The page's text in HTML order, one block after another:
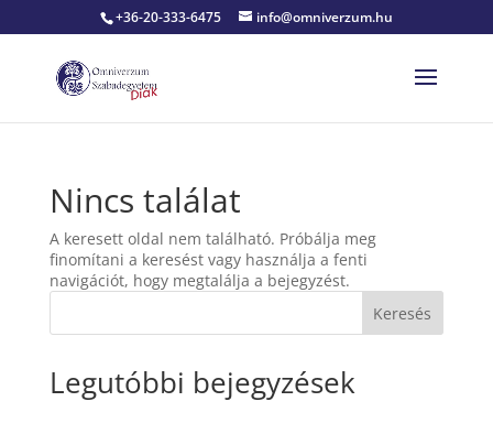
+36-20-333-6475 info@omniverzum.hu
Nincs találat
A keresett oldal nem található. Próbálja meg
finomítani a keresést vagy használja a fenti
navigációt, hogy megtalálja a bejegyzést.
Keresés
Legutóbbi bejegyzések